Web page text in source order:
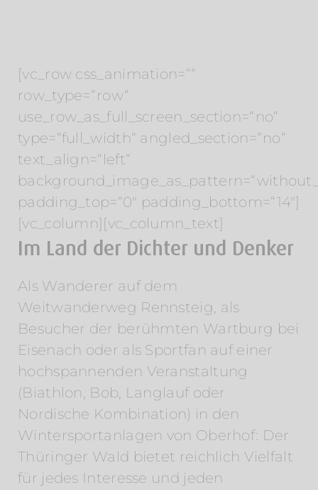
[vc_row css_animation=““
row_type=“row“
use_row_as_full_screen_section=“no“
type=“full_width“ angled_section=“no“
text_align=“left“
padding_top=“0″ padding_bottom=“14″]
[vc_column][vc_column_text]
Im Land der Dichter und Denker
Als Wanderer auf dem
Weitwanderweg Rennsteig, als
Besucher der berühmten Wartburg bei
Eisenach oder als Sportfan auf einer
hochspannenden Veranstaltung
(Biathlon, Bob, Langlauf oder
Nordische Kombination) in den
Wintersportanlagen von Oberhof: Der
Thüringer Wald bietet reichlich Vielfalt
für jedes Interesse und jeden